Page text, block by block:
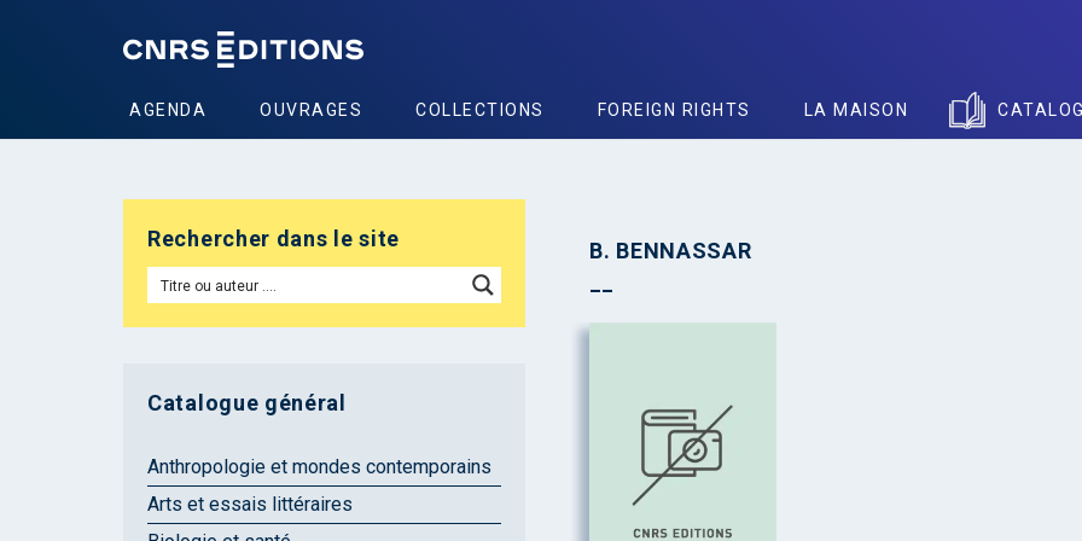
AGENDA OUVRAGES COLLECTIONS FOREIGN RIGHTS LA MAISON
B. BENNASSAR
Rechercher dans le site
Catalogue général
Anthropologie et mondes contemporains
Arts et essais littéraires